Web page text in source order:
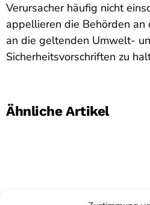
Verursacher häufig nicht
appellieren die Behörden an
an die geltenden Umwelt-
Sicherheitsvorschriften zu
Ähnliche Artikel